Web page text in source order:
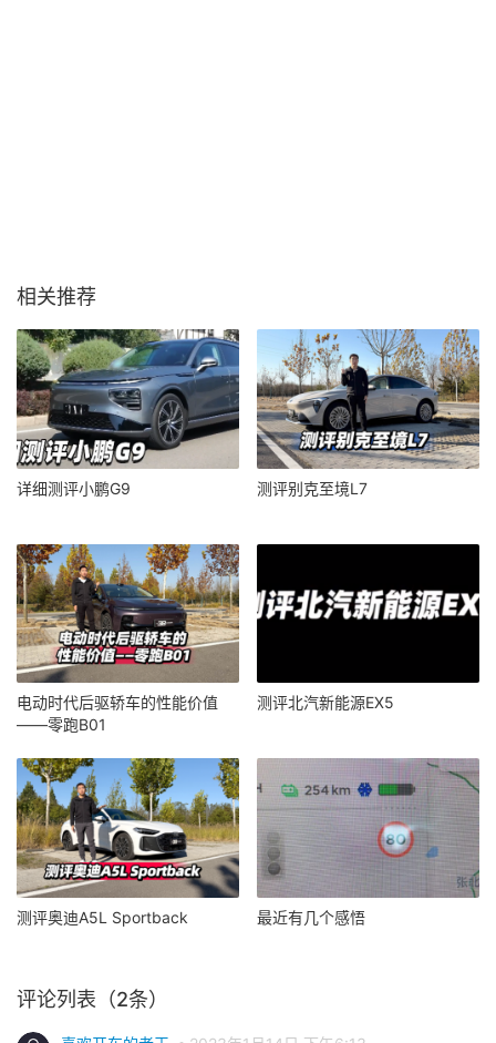
相关推荐
详细测评小鹏G9 测评别克至境L7
电动时代后驱轿车的性能价值
——零跑B01
测评北汽新能源EX5
测评奥迪A5L Sportback 最近有几个感悟
评论列表（2条）